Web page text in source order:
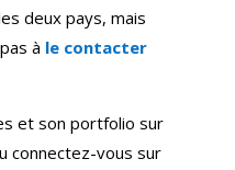
deux pays, mais
à le contacter
et son portfolio sur
connectez-vous sur